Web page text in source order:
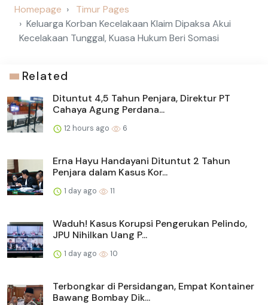
Homepage
Timur Pages
Keluarga Korban Kecelakaan Klaim Dipaksa Akui
Kecelakaan Tunggal, Kuasa Hukum Beri Somasi
Related
Dituntut 4,5 Tahun Penjara, Direktur PT
Cahaya Agung Perdana...
12 hours ago 6
Erna Hayu Handayani Dituntut 2 Tahun
Penjara dalam Kasus Kor...
1 day ago 11
Waduh! Kasus Korupsi Pengerukan Pelindo,
JPU Nihilkan Uang P...
1 day ago 10
Terbongkar di Persidangan, Empat Kontainer
Bawang Bombay Dik...